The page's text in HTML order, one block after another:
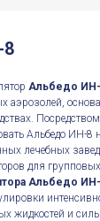
Альбедо
аэрозолей,
Альбедо ИН-8
лечебных
для
Альбедо
жидкостей и